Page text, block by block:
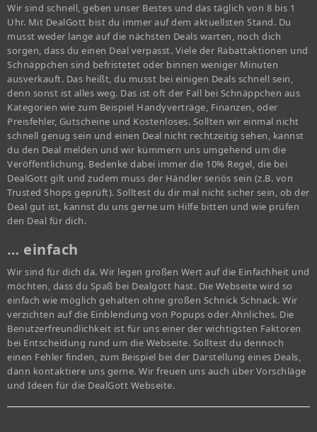
Wir sind schnell, geben unser Bestes und das täglich von 8 bis 1
Uhr. Mit DealGott bist du immer auf dem aktuellsten Stand. Du
musst weder lange auf die nächsten Deals warten, noch dich
sorgen, dass du einen Deal verpasst. Viele der Rabattaktionen und
Schnäppchen sind befristetet oder binnen weniger Minuten
ausverkauft. Das heißt, du musst bei einigen Deals schnell sein,
denn sonst ist alles weg. Das ist oft der Fall bei Schnäppchen aus
Kategorien wie zum Beispiel Handyverträge, Finanzen, oder
Preisfehler, Gutscheine und Kostenloses. Sollten wir einmal nicht
schnell genug sein und einen Deal nicht rechtzeitig sehen, kannst
du den Deal melden und wir kümmern uns umgehend um die
Veröffentlichung. Bedenke dabei immer die 10% Regel, die bei
DealGott gilt und zudem muss der Händler seriös sein (z.B. von
Trusted Shops geprüft). Solltest du dir mal nicht sicher sein, ob der
Deal gut ist, kannst du uns gerne um Hilfe bitten und wie prüfen
den Deal für dich.
… einfach
Wir sind für dich da. Wir legen großen Wert auf die Einfachheit und
möchten, dass du Spaß bei Dealgott hast. Die Webseite wird so
einfach wie möglich gehalten ohne großen Schnick Schnack. Wir
verzichten auf die Einblendung von Popups oder Ähnliches. Die
Benutzerfreundlichkeit ist für uns einer der wichtigsten Faktoren
bei Entscheidung rund um die Webseite. Solltest du dennoch
einen Fehler finden, zum Beispiel bei der Darstellung eines Deals,
dann kontaktiere uns gerne. Wir freuen uns auch über Vorschläge
und Ideen für die DealGott Webseite.